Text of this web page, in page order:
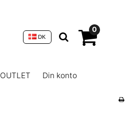
0
DK
OUTLET Din konto